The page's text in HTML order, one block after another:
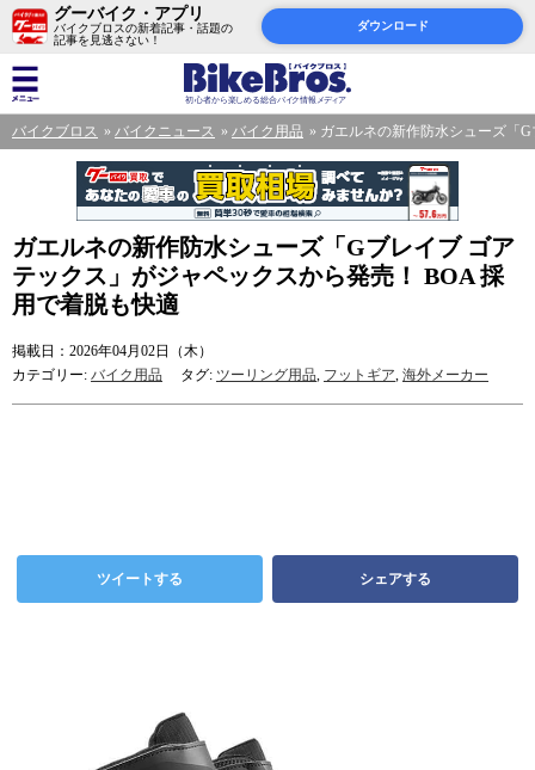
グーバイク・アプリ
バイクブロスの新着記事・話題の
記事を見逃さない！
ダウンロード
バイクブロス バイクニュース バイク用品 ガエルネの新作防水シューズ「
ガエルネの新作防水シューズ「Gブレイブ ゴア
テックス」がジャペックスから発売！ BOA 採
用で着脱も快適
掲載日：2026年04月02日（木）
カテゴリー: バイク用品 タグ: ツーリング用品, フットギア, 海外メーカー
ツイートする シェアする